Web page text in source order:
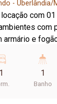
- Uberlândia/
com
com
armário e
a pia, além de
sua
conhecer de
1 1
Banho